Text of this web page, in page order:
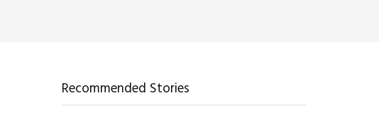
Recommended Stories